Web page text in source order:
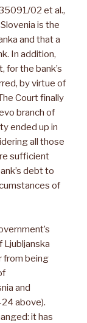
02 et al.,
is the
and that a
In addition,
for the bank’s
by virtue of
Court finally
branch of
ended up in
all those
sufficient
debt to
of
from being
and
above).
it has